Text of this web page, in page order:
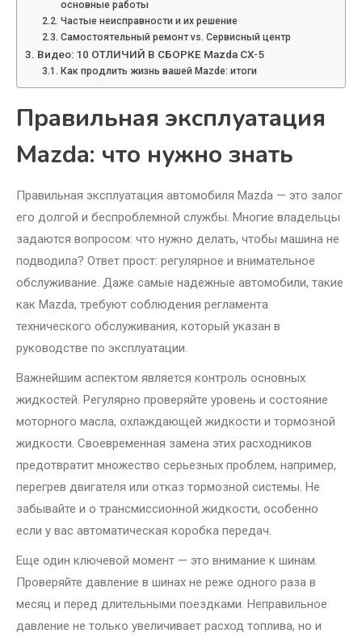
основные работы
Частые неисправности и их решение
Самостоятельный ремонт vs. Сервисный центр
Видео: 10 ОТЛИЧИЙ В СБОРКЕ Mazda CX-5
Как продлить жизнь вашей Mazde: итоги
Правильная эксплуатация
Mazda: что нужно знать
Правильная эксплуатация автомобиля Mazda — это залог
его долгой и беспроблемной службы. Многие владельцы
задаются вопросом: что нужно делать, чтобы машина не
подводила? Ответ прост: регулярное и внимательное
обслуживание. Даже самые надежные автомобили, такие
как Mazda, требуют соблюдения регламента
технического обслуживания, который указан в
руководстве по эксплуатации.
Важнейшим аспектом является контроль основных
жидкостей. Регулярно проверяйте уровень и состояние
моторного масла, охлаждающей жидкости и тормозной
жидкости. Своевременная замена этих расходников
предотвратит множество серьезных проблем, например,
перегрев двигателя или отказ тормозной системы. Не
забывайте и о трансмиссионной жидкости, особенно
если у вас автоматическая коробка передач.
Еще один ключевой момент — это внимание к шинам.
Проверяйте давление в шинах не реже одного раза в
месяц и перед длительными поездками. Неправильное
давление не только увеличивает расход топлива, но и